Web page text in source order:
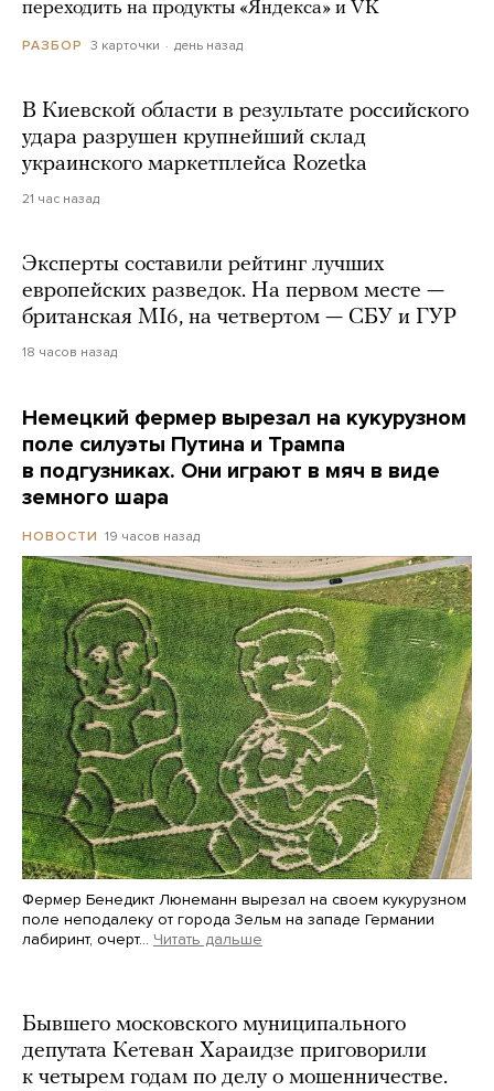
переходить на продукты «Яндекса» и VK
РАЗБОР 3 карточки день назад
В Киевской области в результате российского
удара разрушен крупнейший склад
украинского маркетплейса Rozetka
21 час назад
Эксперты составили рейтинг лучших
европейских разведок. На первом месте —
британская MI6, на четвертом — СБУ и ГУР
18 часов назад
Немецкий фермер вырезал на кукурузном
поле силуэты Путина и Трампа
в подгузниках. Они играют в мяч в виде
земного шара
НОВОСТИ 19 часов назад
Фермер Бенедикт Люнеманн вырезал на своем кукурузном
поле неподалеку от города Зельм на западе Германии
лабиринт, очерт… Читать дальше
Бывшего московского муниципального
депутата Кетеван Хараидзе приговорили
к четырем годам по делу о мошенничестве.